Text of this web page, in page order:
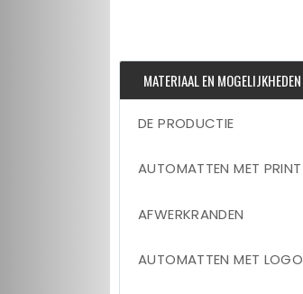
MATERIAAL EN MOGELIJKHEDEN
DE PRODUCTIE
AUTOMATTEN MET PRINT
AFWERKRANDEN
AUTOMATTEN MET LOGO